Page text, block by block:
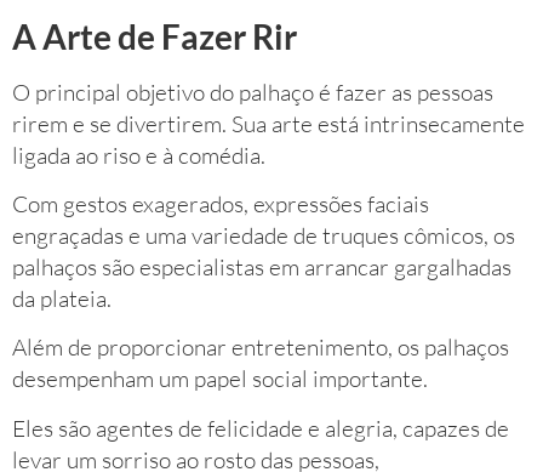
A Arte de Fazer Rir
O principal objetivo do palhaço é fazer as pessoas
rirem e se divertirem. Sua arte está intrinsecamente
ligada ao riso e à comédia.
Com gestos exagerados, expressões faciais
engraçadas e uma variedade de truques cômicos, os
palhaços são especialistas em arrancar gargalhadas
da plateia.
Além de proporcionar entretenimento, os palhaços
desempenham um papel social importante.
Eles são agentes de felicidade e alegria, capazes de
levar um sorriso ao rosto das pessoas,